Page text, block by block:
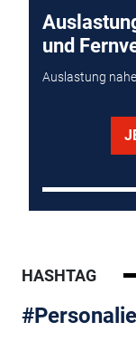
und
Auslastung
HASHTAG
#Personalie